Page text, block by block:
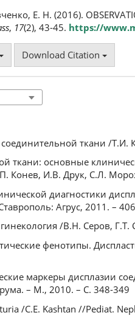
Е. Н. (2016).
, 17(2), 43-45. https://
Download Citation
ткани /
ткани: основные
Конев, И.В. Друк, С.Л.
диагностики
Агрус, 2011. –
/В.Н. Серов,
фенотипы.
маркеры дисплазии
– М., 2010. – С. 348-349
/C.E. Kashtan //Pediat.